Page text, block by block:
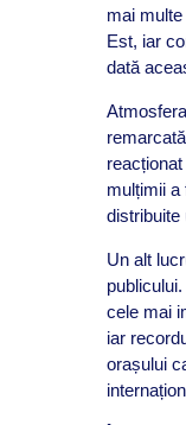
mai
Est, iar
dată
mulțimii a
distribuite
Un alt
cele mai
iar
orașului